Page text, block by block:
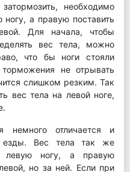
необходимо
а правую поставить
Для начала, чтобы
вес тела, можно
что бы ноги стояли
не отрывать
слишком резким. Так
вес тела на левой ноге,
немного отличается и
езды. Вес тела так же
левую ногу, а правую
но за ней. Если при